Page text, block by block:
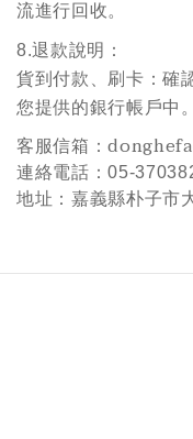
流進行回收。
8.退款說明 ：
貨到付款、刷卡：確
您提供的銀行帳戶中。
客服信箱 ：
連絡電話 ：05-
地址 ：嘉義縣朴子市